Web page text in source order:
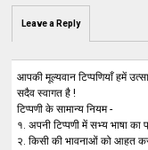
Leave a Reply
आपकी मूल्यवान टिप्पणियाँ हमें
सदैव स्वागत है !
टिप्पणी के सामान्य नियम -
१. अपनी टिप्पणी में सभ्य भाषा का
२. किसी की भावनाओं को आहत